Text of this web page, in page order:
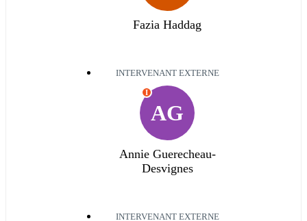
Fazia Haddag
INTERVENANT EXTERNE
AG
I
Annie Guerecheau-
Desvignes
INTERVENANT EXTERNE